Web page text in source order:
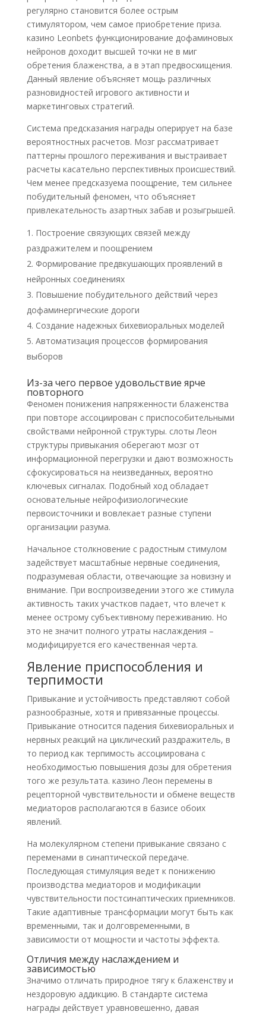
регулярно становится более острым
стимулятором, чем самое приобретение приза.
казино Leonbets функционирование дофаминовых
нейронов доходит высшей точки не в миг
обретения блаженства, а в этап предвосхищения.
Данный явление объясняет мощь различных
разновидностей игрового активности и
маркетинговых стратегий.
Система предсказания награды оперирует на базе
вероятностных расчетов. Мозг рассматривает
паттерны прошлого переживания и выстраивает
расчеты касательно перспективных происшествий.
Чем менее предсказуема поощрение, тем сильнее
побудительный феномен, что объясняет
привлекательность азартных забав и розыгрышей.
Построение связующих связей между
раздражителем и поощрением
Формирование предвкушающих проявлений в
нейронных соединениях
Повышение побудительного действий через
дофаминергические дороги
Создание надежных бихевиоральных моделей
Автоматизация процессов формирования
выборов
Из-за чего первое удовольствие ярче
повторного
Феномен понижения напряженности блаженства
при повторе ассоциирован с приспособительными
свойствами нейронной структуры. слоты Леон
структуры привыкания оберегают мозг от
информационной перегрузки и дают возможность
сфокусироваться на неизведанных, вероятно
ключевых сигналах. Подобный ход обладает
основательные нейрофизиологические
первоисточники и вовлекает разные ступени
организации разума.
Начальное столкновение с радостным стимулом
задействует масштабные нервные соединения,
подразумевая области, отвечающие за новизну и
внимание. При воспроизведении этого же стимула
активность таких участков падает, что влечет к
менее острому субъективному переживанию. Но
это не значит полного утраты наслаждения –
модифицируется его качественная черта.
Явление приспособления и
терпимости
Привыкание и устойчивость представляют собой
разнообразные, хотя и привязанные процессы.
Привыкание относится падения бихевиоральных и
нервных реакций на циклический раздражитель, в
то период как терпимость ассоциирована с
необходимостью повышения дозы для обретения
того же результата. казино Леон перемены в
рецепторной чувствительности и обмене веществ
медиаторов располагаются в базисе обоих
явлений.
На молекулярном степени привыкание связано с
переменами в синаптической передаче.
Последующая стимуляция ведет к понижению
производства медиаторов и модификации
чувствительности постсинаптических приемников.
Такие адаптивные трансформации могут быть как
временными, так и долговременными, в
зависимости от мощности и частоты эффекта.
Отличия между наслаждением и
зависимостью
Значимо отличать природное тягу к блаженству и
нездоровую аддикцию. В стандарте система
награды действует уравновешенно, давая